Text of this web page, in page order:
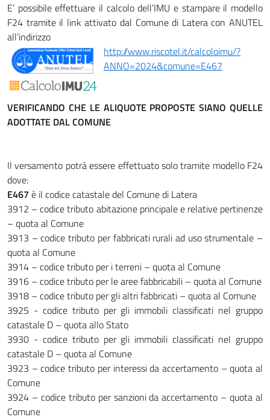
E’ possibile effettuare il calcolo dell’IMU e stampare il modello
F24 tramite il link attivato dal Comune di Latera con ANUTEL
all’indirizzo
http://www.riscotel.it/calcoloimu/?
ANNO=2024&comune=E467
VERIFICANDO CHE LE ALIQUOTE PROPOSTE SIANO QUELLE
ADOTTATE DAL COMUNE
Il versamento potrà essere effettuato solo tramite modello F24
dove:
E467 è il codice catastale del Comune di Latera
3912 – codice tributo abitazione principale e relative pertinenze
– quota al Comune
3913 – codice tributo per fabbricati rurali ad uso strumentale –
quota al Comune
3914 – codice tributo per i terreni – quota al Comune
3916 – codice tributo per le aree fabbricabili – quota al Comune
3918 – codice tributo per gli altri fabbricati – quota al Comune
3925 - codice tributo per gli immobili classificati nel gruppo
catastale D – quota allo Stato
3930 - codice tributo per gli immobili classificati nel gruppo
catastale D – quota al Comune
3923 – codice tributo per interessi da accertamento – quota al
Comune
3924 – codice tributo per sanzioni da accertamento – quota al
Comune